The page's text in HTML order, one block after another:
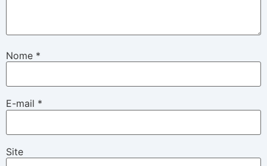
Nome *
E-mail *
Site